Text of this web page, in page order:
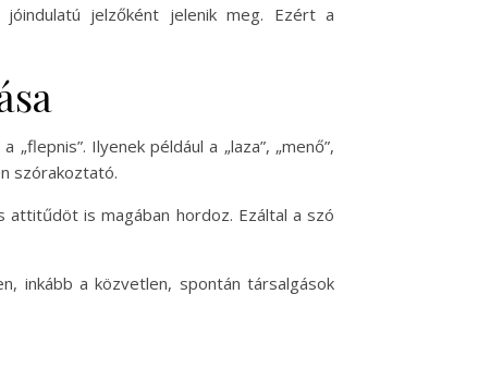
jelzőként jelenik meg. Ezért a
Ilyenek például a „laza”, „menő”,
szórakoztató.
attitűdöt is magában hordoz. Ezáltal a szó
inkább a közvetlen, spontán társalgások